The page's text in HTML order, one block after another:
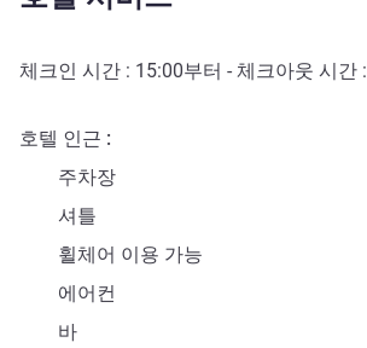
체크인 시간 : 15:00부터 - 체크아웃 시간 :
호텔 인근
주차장
셔틀
휠체어 이용 가능
에어컨
바